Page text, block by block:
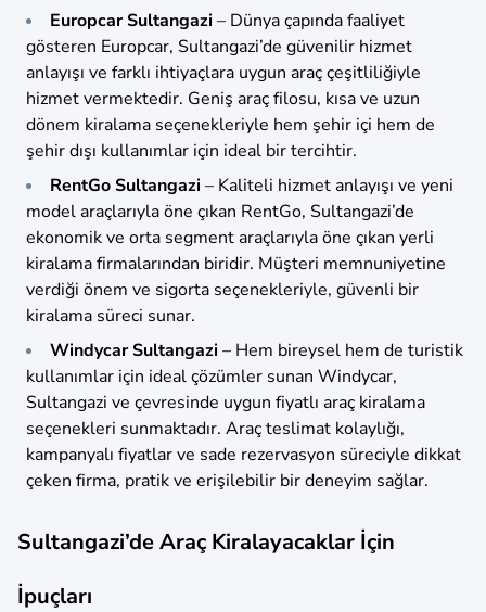
Europcar Sultangazi – Dünya çapında faaliyet
gösteren Europcar, Sultangazi’de güvenilir hizmet
anlayışı ve farklı ihtiyaçlara uygun araç çeşitliliğiyle
hizmet vermektedir. Geniş araç filosu, kısa ve uzun
dönem kiralama seçenekleriyle hem şehir içi hem de
şehir dışı kullanımlar için ideal bir tercihtir.
RentGo Sultangazi – Kaliteli hizmet anlayışı ve yeni
model araçlarıyla öne çıkan RentGo, Sultangazi’de
ekonomik ve orta segment araçlarıyla öne çıkan yerli
kiralama firmalarından biridir. Müşteri memnuniyetine
verdiği önem ve sigorta seçenekleriyle, güvenli bir
kiralama süreci sunar.
Windycar Sultangazi – Hem bireysel hem de turistik
kullanımlar için ideal çözümler sunan Windycar,
Sultangazi ve çevresinde uygun fiyatlı araç kiralama
seçenekleri sunmaktadır. Araç teslimat kolaylığı,
kampanyalı fiyatlar ve sade rezervasyon süreciyle dikkat
çeken firma, pratik ve erişilebilir bir deneyim sağlar.
Sultangazi’de Araç Kiralayacaklar İçin
İpuçları